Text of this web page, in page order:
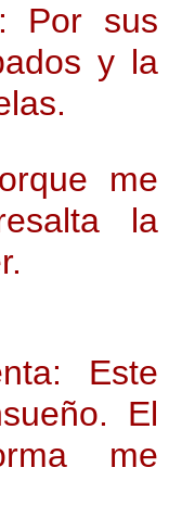
Por sus
y la
me
la
Este
El
me